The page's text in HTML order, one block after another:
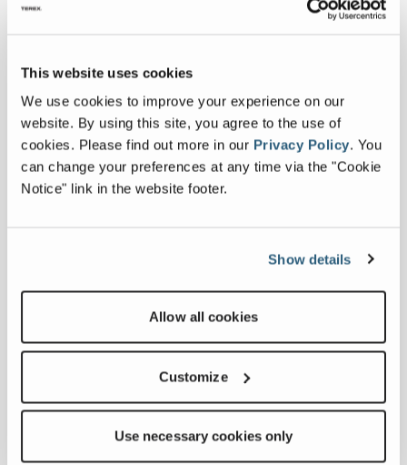
This website uses cookies
We use cookies to improve your experience on our
website. By using this site, you agree to the use of
cookies. Please find out more in our Privacy Policy. You
can change your preferences at any time via the "Cookie
Notice" link in the website footer.
Show details
Allow all cookies
Customize
Use necessary cookies only